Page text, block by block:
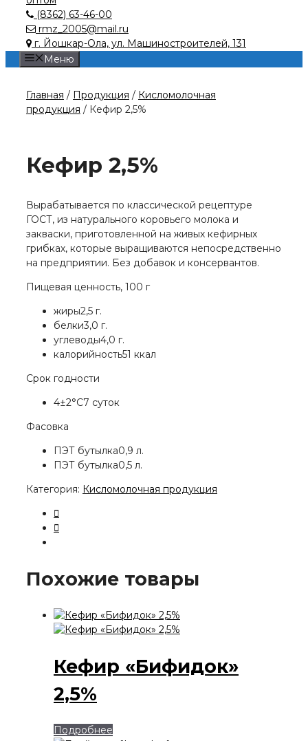
(8362) 63-46-00
rmz_2005@mail.ru
г. Йошкар-Ола, ул. Машиностроителей, 131
Меню
Главная / Продукция / Кисломолочная
продукция / Кефир 2,5%
Кефир 2,5%
Вырабатывается по классической рецептуре
ГОСТ, из натурального коровьего молока и
закваски, приготовленной на живых кефирных
грибках, которые выращиваются непосредственно
на предприятии. Без добавок и консервантов.
Пищевая ценность, 100 г
жиры2,5 г.
белки3,0 г.
углеводы4,0 г.
калорийность51 ккал
Срок годности
4±2°С7 суток
Фасовка
ПЭТ бутылка0,9 л.
ПЭТ бутылка0,5 л.
Категория: Кисломолочная продукция
Похожие товары
Кефир «Бифидок»
2,5%
Подробнее